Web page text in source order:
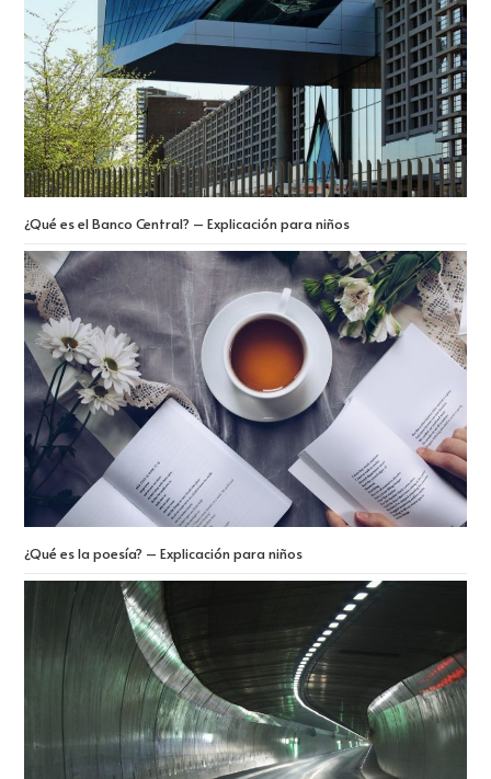
¿Qué es el Banco Central? – Explicación para niños
¿Qué es la poesía? – Explicación para niños